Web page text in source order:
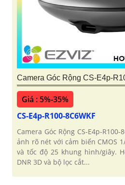
Camera Góc Rộng CS-E4p-
Giá : 5%-35%
CS-E4p-R100-8C6WKF
Camera Góc Rộng CS-E4p-
ảnh rõ nét với cảm biến CMOS
và tốc độ 25 khung hình/giây.
DNR 3D và bộ lọc cắt...